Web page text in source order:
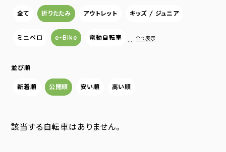
全て 折りたたみ アウトレット キッズ / ジュニア
ミニベロ e-Bike 電動自転車 … 全て表示
並び順
新着順 公開順 安い順 高い順
該当する自転車はありません。